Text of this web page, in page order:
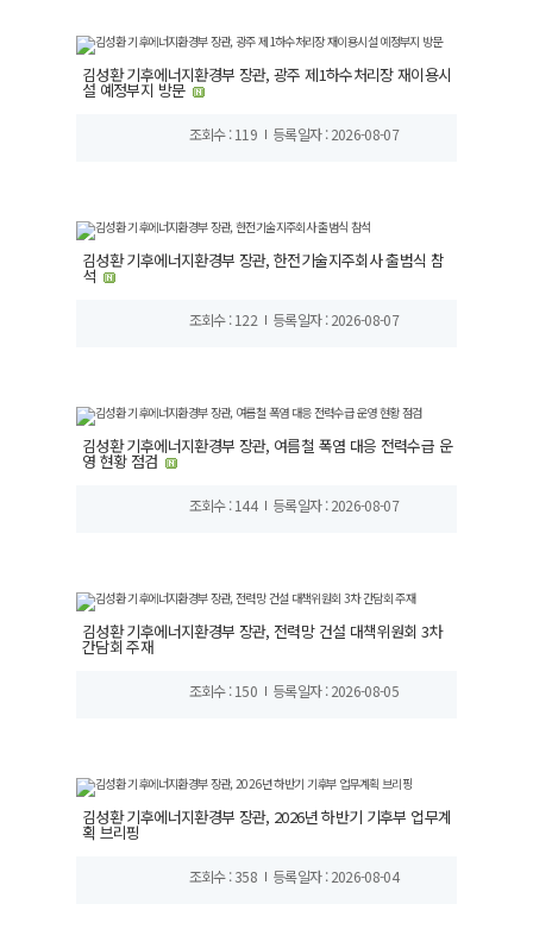
김성환 기후에너지환경부 장관, 광주 제1하수처리장 재이용시
설 예정부지 방문
조회수 : 119 등록일자 : 2026-08-07
김성환 기후에너지환경부 장관, 한전기술지주회사 출범식 참
석
조회수 : 122 등록일자 : 2026-08-07
김성환 기후에너지환경부 장관, 여름철 폭염 대응 전력수급 운
영 현황 점검
조회수 : 144 등록일자 : 2026-08-07
김성환 기후에너지환경부 장관, 전력망 건설 대책위원회 3차
간담회 주재
조회수 : 150 등록일자 : 2026-08-05
김성환 기후에너지환경부 장관, 2026년 하반기 기후부 업무계
획 브리핑
조회수 : 358 등록일자 : 2026-08-04